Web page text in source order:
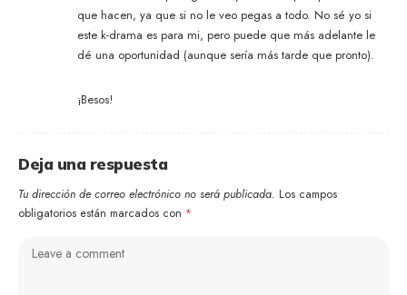
que hacen, ya que si no le veo pegas a todo. No sé yo si
este k-drama es para mi, pero puede que más adelante le
dé una oportunidad (aunque sería más tarde que pronto).
¡Besos!
Deja una respuesta
Tu dirección de correo electrónico no será publicada. Los campos
obligatorios están marcados con *